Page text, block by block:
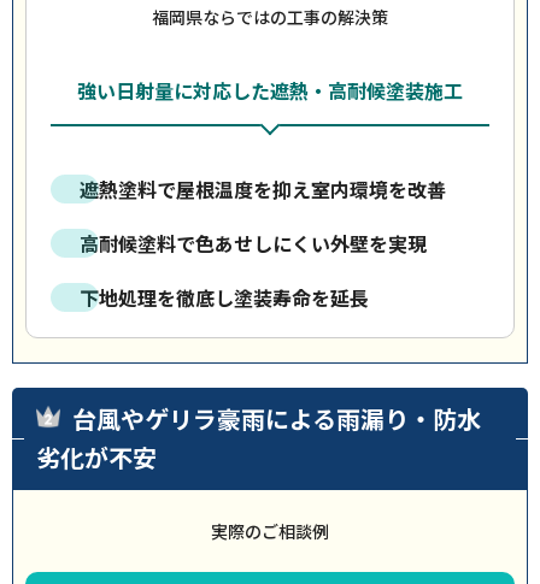
福岡県ならではの工事の解決策
強い日射量に対応した遮熱・高耐候塗装施工
遮熱塗料で屋根温度を抑え室内環境を改善
高耐候塗料で色あせしにくい外壁を実現
下地処理を徹底し塗装寿命を延長
台風やゲリラ豪雨による雨漏り・防水
劣化が不安
実際のご相談例